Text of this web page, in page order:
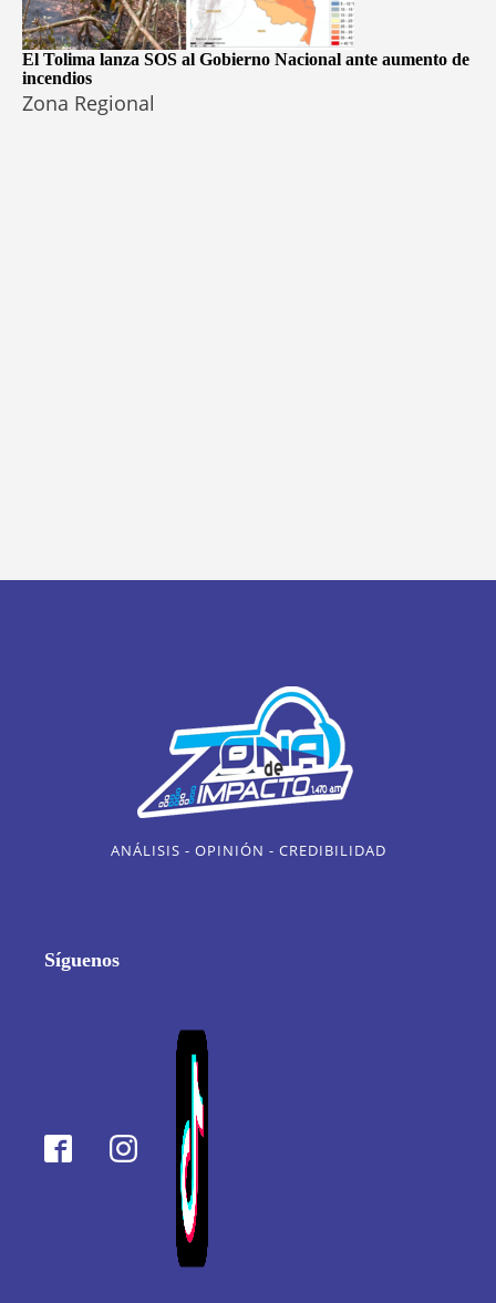
El Tolima lanza SOS al Gobierno Nacional ante aumento de
incendios
Zona Regional
ANÁLISIS - OPINIÓN - CREDIBILIDAD
Síguenos